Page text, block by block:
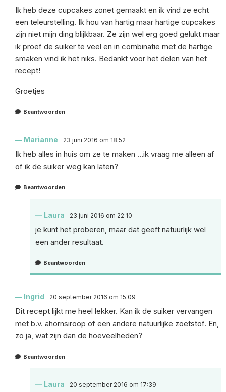
Ik heb deze cupcakes zonet gemaakt en ik vind ze echt
een teleurstelling. Ik hou van hartig maar hartige cupcakes
zijn niet mijn ding blijkbaar. Ze zijn wel erg goed gelukt maar
ik proef de suiker te veel en in combinatie met de hartige
smaken vind ik het niks. Bedankt voor het delen van het
recept!
Groetjes
Beantwoorden
Marianne 23 juni 2016 om 18:52
Ik heb alles in huis om ze te maken …ik vraag me alleen af
of ik de suiker weg kan laten?
Beantwoorden
Laura 23 juni 2016 om 22:10
je kunt het proberen, maar dat geeft natuurlijk wel
een ander resultaat.
Beantwoorden
Ingrid 20 september 2016 om 15:09
Dit recept lijkt me heel lekker. Kan ik de suiker vervangen
met b.v. ahornsiroop of een andere natuurlijke zoetstof. En,
zo ja, wat zijn dan de hoeveelheden?
Beantwoorden
Laura 20 september 2016 om 17:39